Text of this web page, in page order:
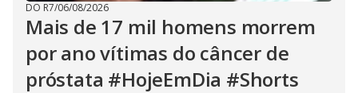
DO R7/06/08/2026
Mais de 17 mil homens morrem
por ano vítimas do câncer de
próstata #HojeEmDia #Shorts